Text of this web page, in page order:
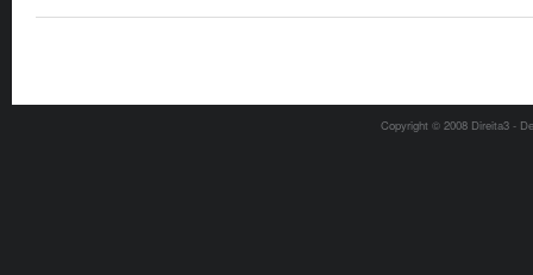
Copyright © 2008 Direita3 -